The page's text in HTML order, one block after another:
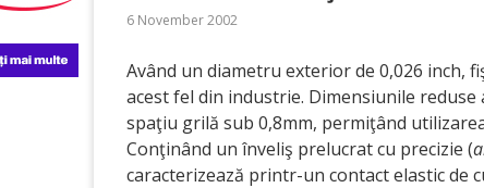
6 November 2002
Având un diametru exterior de 0,026 inch,
acest fel din industrie. Dimensiunile reduse
spaţiu grilă sub 0,8mm, permiţând
Conţinând un înveliş prelucrat cu precizie (
caracterizează printr-un contact elastic de